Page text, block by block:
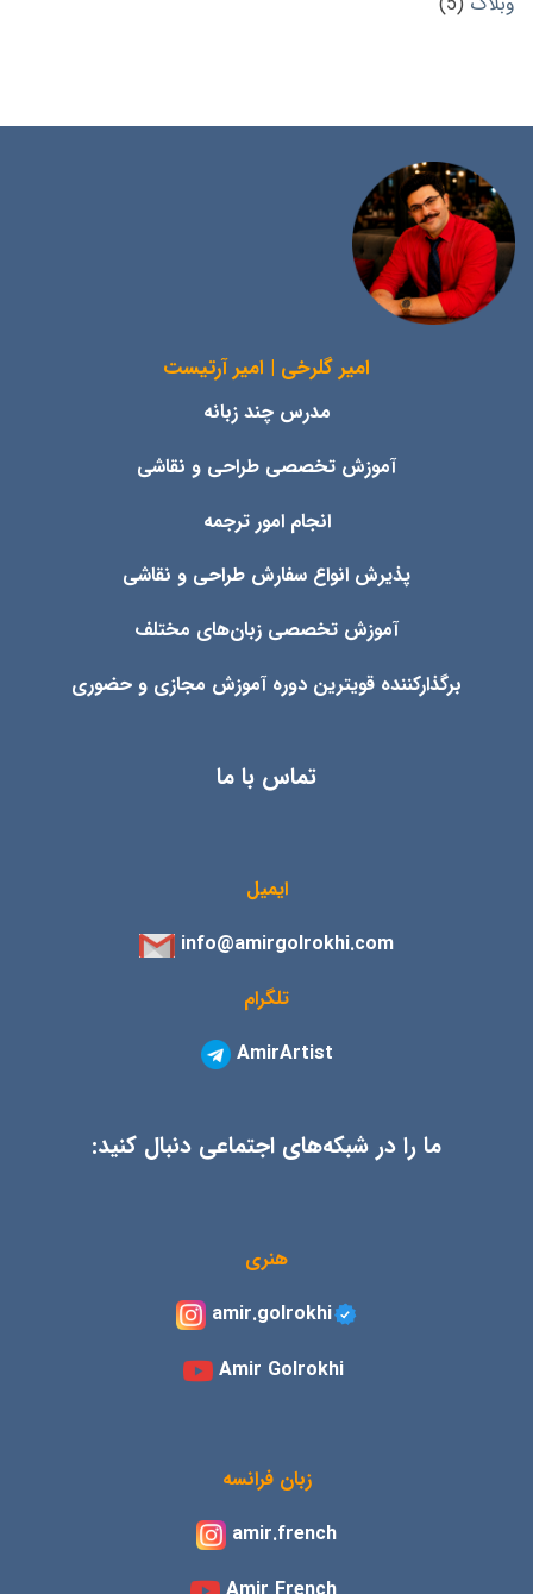
امیر گلرخی | امیر آرتیست
مدرس چند زبانه
آموزش تخصصی طراحی و نقاشی
انجام امور ترجمه
پذیرش انواع سفارش طراحی و نقاشی
آموزش تخصصی زبان‌های مختلف
برگذارکننده قویترین دوره آموزش مجازی و حضوری
تماس با ما
ایمیل
info@amirgolrokhi.com
تلگرام
AmirArtist
ما را در شبکه‌های اجتماعی دنبال کنید:
هنری
amir.golrokhi
زبان فرانسه
amir.french